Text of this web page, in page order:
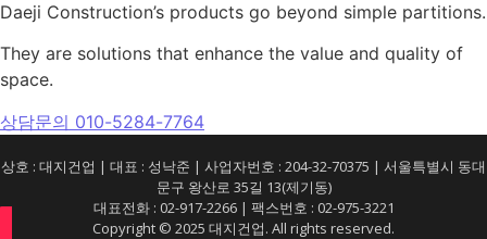
Daeji Construction’s products go beyond simple partitions.
They are solutions that enhance the value and quality of
space.
상담문의 010-5284-7764
상호 : 대지건업 | 대표 : 성낙준 | 사업자번호 : 204-32-70375 | 서울특별시 동대
문구 왕산로 35길 13(제기동)
대표전화 : 02-917-2266 | 팩스번호 : 02-975-3221
Copyright © 2025 대지건업. All rights reserved.